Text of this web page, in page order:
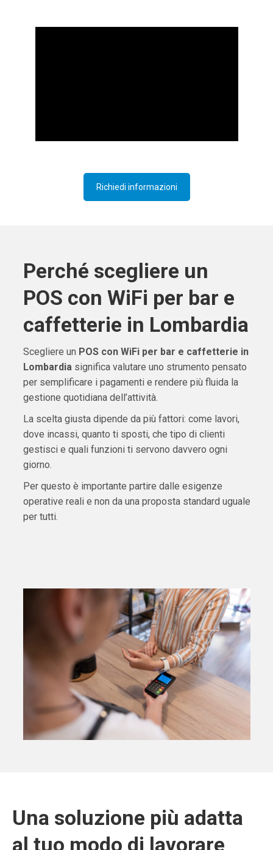
Richiedi informazioni
Perché scegliere un
POS con WiFi per bar e
caffetterie in Lombardia
Scegliere un POS con WiFi per bar e caffetterie in
Lombardiasignifica valutare uno strumento pensato
per semplificare i pagamenti e rendere più fluida la
gestione quotidiana dell’attività.
La scelta giusta dipende da più fattori: come lavori,
dove incassi, quanto ti sposti, che tipo di clienti
gestisci e quali funzioni ti servono davvero ogni
giorno.
Per questo è importante partire dalle esigenze
operative reali e non da una proposta standard uguale
per tutti.
Una soluzione più adatta
al tuo modo di lavorare